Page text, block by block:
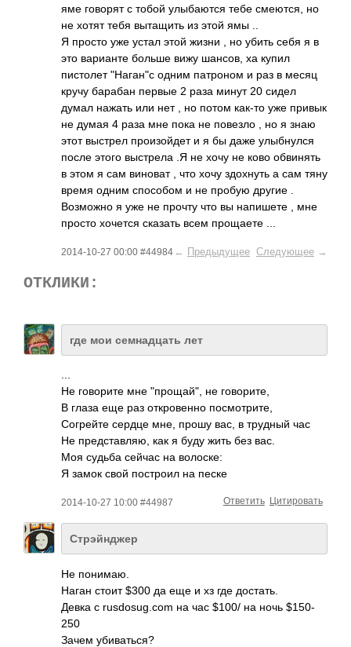
яме говорят с тобой улыбаются тебе смеются, но
не хотят тебя вытащить из этой ямы ..
Я просто уже устал этой жизни , но убить себя я в
это варианте больше вижу шансов, ха купил
пистолет "Наган"с одним патроном и раз в месяц
кручу барабан первые 2 раза минут 20 сидел
думал нажать или нет , но потом как-то уже привык
не думая 4 раза мне пока не повезло , но я знаю
этот выстрел произойдет и я бы даже улыбнулся
после этого выстрела .Я не хочу не ково обвинять
в этом я сам виноват , что хочу здохнуть а сам тяну
время одним способом и не пробую другие .
Возможно я уже не прочту что вы напишете , мне
просто хочется сказать всем прощаете ...
2014-10-27 00:00 #44984 ← Предыдущее Следующее →
ОТКЛИКИ:
где мои семнадцать лет
...
Не говорите мне "прощай", не говорите,
В глаза еще раз откровенно посмотрите,
Согрейте сердце мне, прошу вас, в трудный час
Не представляю, как я буду жить без вас.
Моя судьба сейчас на волоске:
Я замок свой построил на песке
2014-10-27 10:00 #44987 Цитировать
Ответить
Стрэйнджер
Не понимаю.
Наган стоит $300 да еще и хз где достать.
Девка с rusdosug.com на час $100/ на ночь $150-
250
Зачем убиваться?